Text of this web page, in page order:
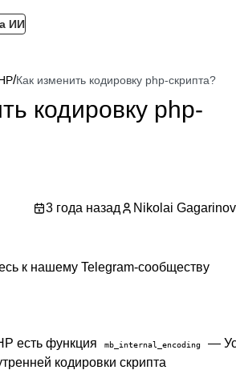
ИИ
/Как изменить кодировку php-скрипта?
кодировку php-
3 года назад Nikolai Gagarinov
к нашему Telegram-сообществу
есть функция mb_internal_encoding
—
кодировки скрипта